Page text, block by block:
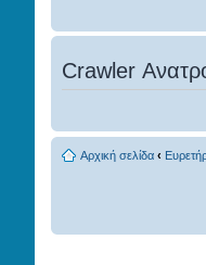
Crawler
Αρχική σελίδα ‹